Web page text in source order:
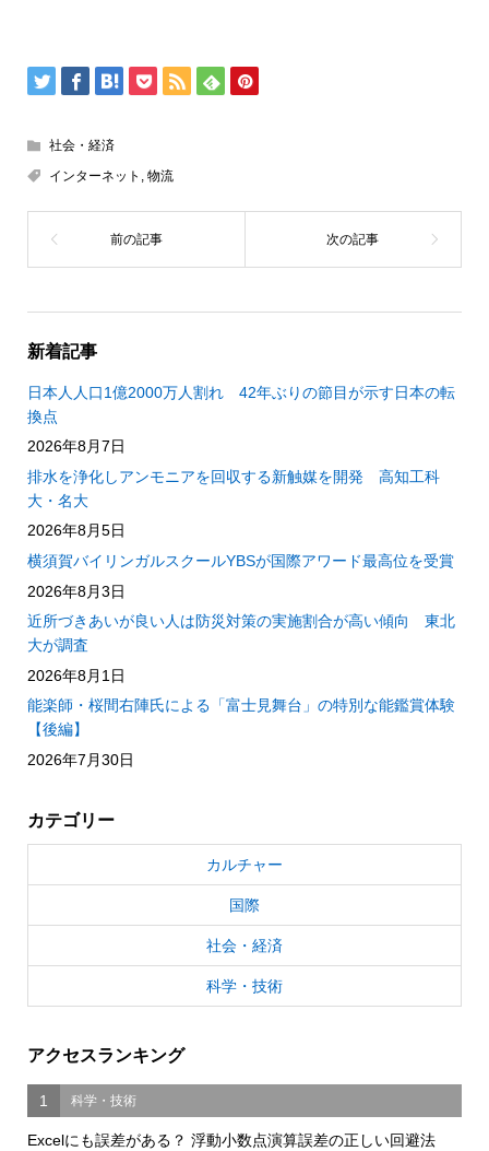
社会・経済
インターネット
物流
新着記事
日本人人口1億2000万人割れ 42年ぶりの節目が示す日本の転
換点
2026年8月7日
排水を浄化しアンモニアを回収する新触媒を開発 高知工科
大・名大
2026年8月5日
横須賀バイリンガルスクールYBSが国際アワード最高位を受賞
2026年8月3日
近所づきあいが良い人は防災対策の実施割合が高い傾向 東北
大が調査
2026年8月1日
能楽師・桜間右陣氏による「富士見舞台」の特別な能鑑賞体験
【後編】
2026年7月30日
カテゴリー
カルチャー
国際
社会・経済
科学・技術
アクセスランキング
1 科学・技術
Excelにも誤差がある？ 浮動小数点演算誤差の正しい回避法